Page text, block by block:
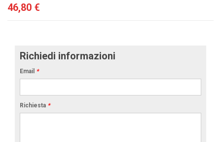
46,80 €
Richiedi informazioni
Email *
Richiesta *